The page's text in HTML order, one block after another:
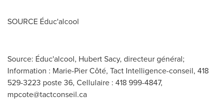
SOURCE Éduc'alcool
Source: Éduc'alcool, Hubert Sacy, directeur général;
Information : Marie-Pier Côté, Tact Intelligence-conseil, 418
529-3223 poste 36, Cellulaire : 418 999-4847,
mpcote@tactconseil.ca